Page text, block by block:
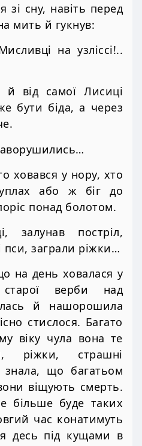
зі сну, навіть перед
мить й гукнув:
на узліссі!..
від самої Лисиці
бути біда, а через
ховався у нору, хто
або ж біг до
понад болотом.
постріл,
пси, заграли ріжки…
на день ховалася у
верби над
й нашорошила
стислося. Багато
віку чула вона те
ріжки, страшні
що багатьом
віщують смерть.
буде таких
час конатимуть
десь під кущами в